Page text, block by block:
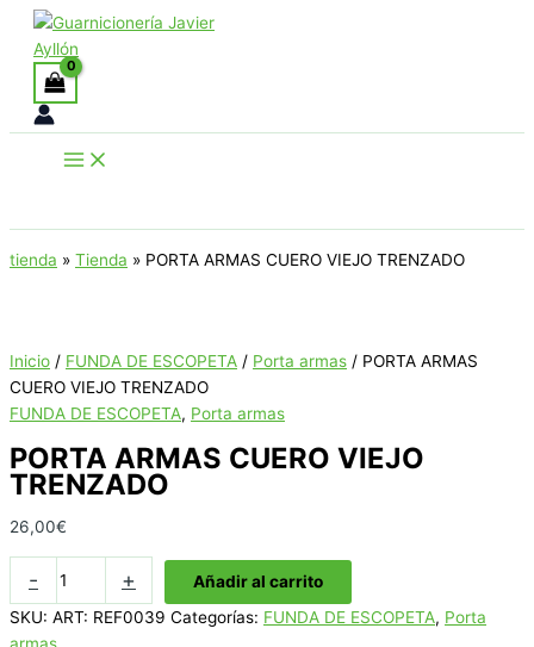
contenido
tienda » Tienda » PORTA ARMAS CUERO VIEJO TRENZADO
Inicio / FUNDA DE ESCOPETA / Porta armas / PORTA ARMAS
CUERO VIEJO TRENZADO
FUNDA DE ESCOPETA, Porta armas
PORTA ARMAS CUERO VIEJO
TRENZADO
26,00€
-
ARMAS
CUERO
+
Añadir al carrito
SKU: ART: REF0039 Categorías: FUNDA DE ESCOPETA, Porta